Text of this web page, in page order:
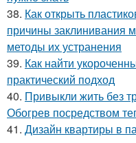
38. Как открыть
причины заклинивания
методы их устранения
39. Как найти
практический подход
40. Привыкли жить без
Обогрев посредством
41. Дизайн квартиры в